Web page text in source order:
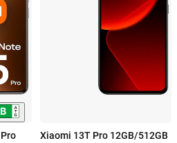
Xiaomi 13T Pro 12GB/512GB